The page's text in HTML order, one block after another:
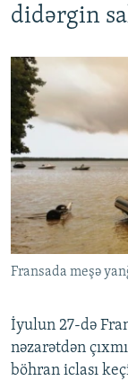
didərgin
Fransada meşə
İyulun 27-də
nəzarətdən
böhran iclası